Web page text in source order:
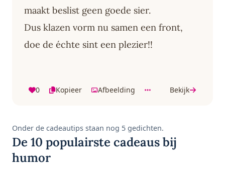
maakt beslist geen goede sier.
Dus klazen vorm nu samen een front,
doe de échte sint een plezier!!
0 Kopieer Afbeelding Bekijk
Onder de cadeautips staan nog 5 gedichten.
De 10 populairste cadeaus bij
humor